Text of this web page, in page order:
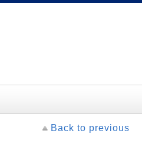
Back to previous